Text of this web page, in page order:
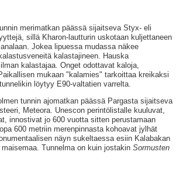
merimatkan päässä sijaitseva Styx- eli
sillä Kharon-lautturin uskotaan kuljettaneen
Jokea lipuessa mudassa näkee
kalastajineen. Hauska
kalastajaa. Onget odottavat kaloja,
mukaan "kalamies" tarkoittaa kreikaksi
löytyy E90-valtatien varrelta.
tunnin ajomatkan päässä Pargasta sijaitseva
Meteora. Unescon perintölistalle kuuluvat,
innostivat jo 600 vuotta sitten perustamaan
600 metriin merenpinnasta kohoavat jylhät
näyn sukeltaessa esiin Kalabakan
Tunnelma on kuin jostakin Sormusten